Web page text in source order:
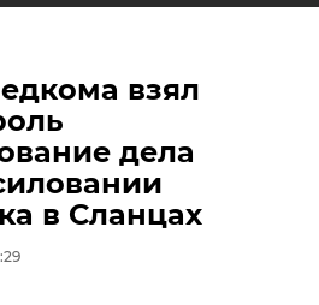
взял
дела
в Сланцах